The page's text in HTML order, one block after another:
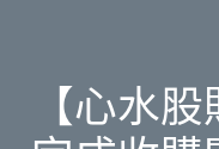
【心水